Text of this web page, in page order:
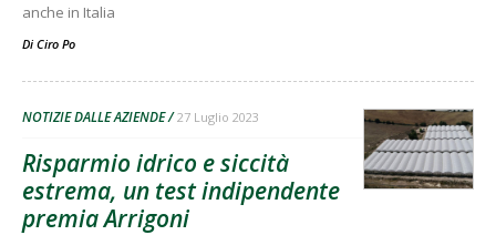
anche in Italia
Di Ciro Po
NOTIZIE DALLE AZIENDE 27 Luglio 2023
Risparmio idrico e siccità
estrema, un test indipendente
premia Arrigoni